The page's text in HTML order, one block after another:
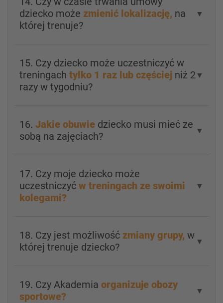
dziecko może zmienić lokalizację, na
której trenuje?
▼
15. Czy dziecko może uczestniczyć w
treningach tylko 1 raz lub częściej niż 2
razy w tygodniu?
▼
16. Jakie obuwie dziecko musi mieć ze
sobą na zajęciach?
▼
17. Czy moje dziecko może
uczestniczyć w treningach ze swoimi
kolegami?
▼
18. Czy jest możliwość zmiany grupy, w
której trenuje dziecko?
▼
19. Czy Akademia organizuje obozy
sportowe?
▼